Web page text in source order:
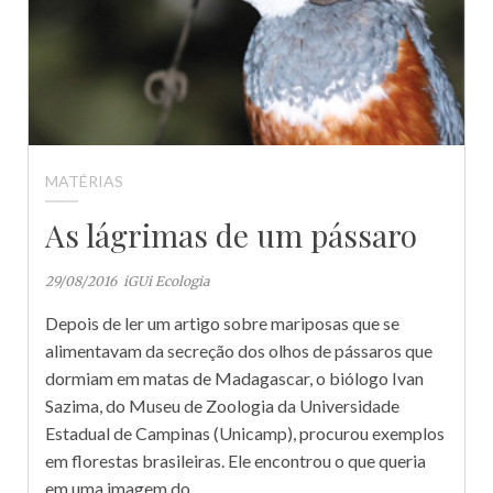
MATÉRIAS
As lágrimas de um pássaro
29/08/2016 iGUi Ecologia
Depois de ler um artigo sobre mariposas que se
alimentavam da secreção dos olhos de pássaros que
dormiam em matas de Madagascar, o biólogo Ivan
Sazima, do Museu de Zoologia da Universidade
Estadual de Campinas (Unicamp), procurou exemplos
em florestas brasileiras. Ele encontrou o que queria
em uma imagem do…